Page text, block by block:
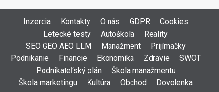
Inzercia Kontakty O nás GDPR
Cookies
Letecké testy
Autoškola
Reality
SEO GEO AEO LLM
Manažment
Prijímačky
Podnikanie
Financie Ekonomika Zdravie
SWOT
Podnikateľský plán
Škola manažmentu
Škola marketingu
Kultúra Obchod
Dovolenka